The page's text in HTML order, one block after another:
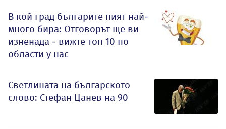
В кой град българите пият най-
много бира: Отговорът ще ви
изненада - вижте топ 10 по
области у нас
Светлината на българското
слово: Стефан Цанев на 90